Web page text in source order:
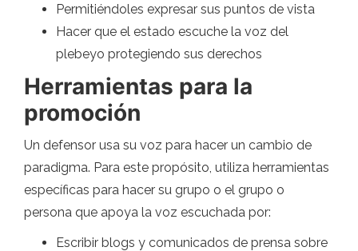
Permitiéndoles expresar sus puntos de vista
Hacer que el estado escuche la voz del
plebeyo protegiendo sus derechos
Herramientas para la
promoción
Un defensor usa su voz para hacer un cambio de
paradigma. Para este propósito, utiliza herramientas
específicas para hacer su grupo o el grupo o
persona que apoya la voz escuchada por:
Escribir blogs y comunicados de prensa sobre